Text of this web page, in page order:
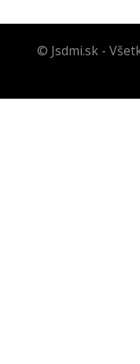
© Jsdmi.sk -